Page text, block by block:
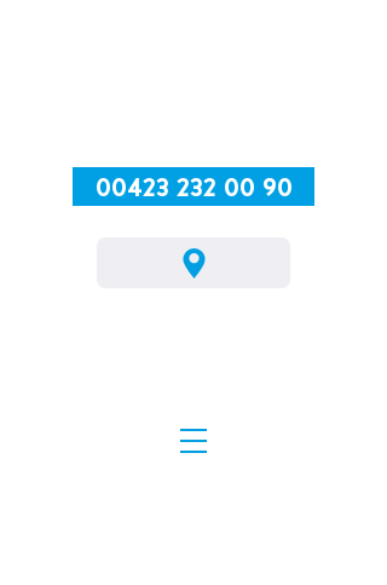
00423 232 00 90